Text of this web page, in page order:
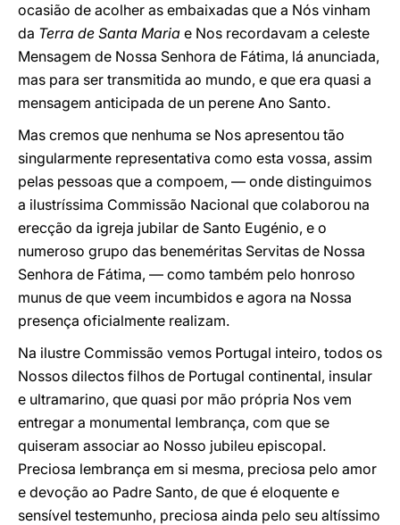
ocasião de acolher as embaixadas que a Nós vinham
da Terra de Santa Maria e Nos recordavam a celeste
Mensagem de Nossa Senhora de Fátima, lá anunciada,
mas para ser transmitida ao mundo, e que era quasi a
mensagem anticipada de un perene Ano Santo.
Mas cremos que nenhuma se Nos apresentou tão
singularmente representativa como esta vossa, assim
pelas pessoas que a compoem, — onde distinguimos
a ilustríssima Commissão Nacional que colaborou na
erecção da igreja jubilar de Santo Eugénio, e o
numeroso grupo das beneméritas Servitas de Nossa
Senhora de Fátima, — como também pelo honroso
munus de que veem incumbidos e agora na Nossa
presença oficialmente realizam.
Na ilustre Commissão vemos Portugal inteiro, todos os
Nossos dilectos filhos de Portugal continental, insular
e ultra­marino, que quasi por mão própria Nos vem
entregar a monumental lembrança, com que se
quiseram associar ao Nosso jubileu episcopal.
Preciosa lembrança em si mesma, preciosa pelo amor
e devoção ao Padre Santo, de que é eloquente e
sensível testemunho, preciosa ainda pelo seu altíssimo